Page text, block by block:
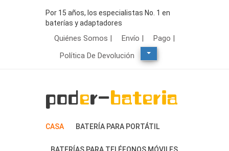
Por 15 años, los especialistas No. 1 en
baterías y adaptadores
Quiénes Somos | Envío |
Pago |
Política De Devolución
CASA BATERÍA PARA PORTÁTIL